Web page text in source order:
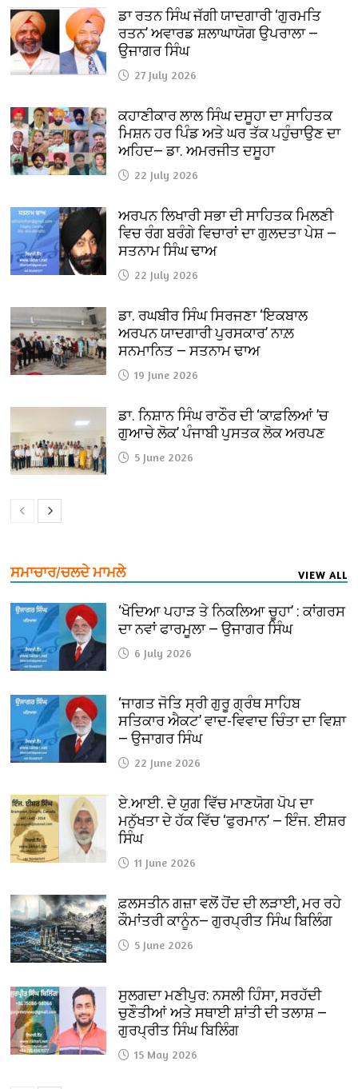
ਡਾ ਰਤਨ ਸਿੰਘ ਜੱਗੀ ਯਾਦਗਾਰੀ ‘ਗੁਰਮਤਿ
ਰਤਨ’ ਅਵਾਰਡ ਸ਼ਲਾਘਾਯੋਗ ਉਪਰਾਲਾ —
ਉਜਾਗਰ ਸਿੰਘ
27 July 2026
ਕਹਾਣੀਕਾਰ ਲਾਲ ਸਿੰਘ ਦਸੂਹਾ ਦਾ ਸਾਹਿਤਕ
ਮਿਸ਼ਨ ਹਰ ਪਿੰਡ ਅਤੇ ਘਰ ਤੱਕ ਪਹੁੰਚਾਉਣ ਦਾ
ਅਹਿਦ— ਡਾ. ਅਮਰਜੀਤ ਦਸੂਹਾ
22 July 2026
ਅਰਪਨ ਲਿਖਾਰੀ ਸਭਾ ਦੀ ਸਾਹਿਤਕ ਮਿਲਣੀ
ਵਿਚ ਰੰਗ ਬਰੰਗੇ ਵਿਚਾਰਾਂ ਦਾ ਗੁਲਦਤਾ ਪੇਸ਼ —
ਸਤਨਾਮ ਸਿੰਘ ਢਾਅ
22 July 2026
ਡਾ. ਰਘਬੀਰ ਸਿੰਘ ਸਿਰਜਣਾ ‘ਇਕਬਾਲ
ਅਰਪਨ ਯਾਦਗਾਰੀ ਪੁਰਸਕਾਰ’ ਨਾਲ਼
ਸਨਮਾਨਿਤ — ਸਤਨਾਮ ਢਾਅ
19 June 2026
ਡਾ. ਨਿਸ਼ਾਨ ਸਿੰਘ ਰਾਠੌਰ ਦੀ ‘ਕਾਫ਼ਲਿਆਂ ’ਚ
ਗੁਆਚੇ ਲੋਕ’ ਪੰਜਾਬੀ ਪੁਸਤਕ ਲੋਕ ਅਰਪਣ
5 June 2026
ਸਮਾਚਾਰ/ਚਲਦੇ ਮਾਮਲੇ VIEW ALL
‘ਖੋਦਿਆ ਪਹਾੜ ਤੇ ਨਿਕਲਿਆ ਚੂਹਾ’ : ਕਾਂਗਰਸ
ਦਾ ਨਵਾਂ ਫਾਰਮੂਲਾ — ਉਜਾਗਰ ਸਿੰਘ
6 July 2026
‘ਜਾਗਤ ਜੋਤਿ ਸ੍ਰੀ ਗੁਰੂ ਗ੍ਰੰਥ ਸਾਹਿਬ
ਸਤਿਕਾਰ ਐਕਟ’ ਵਾਦ-ਵਿਵਾਦ ਚਿੰਤਾ ਦਾ ਵਿਸ਼ਾ
— ਉਜਾਗਰ ਸਿੰਘ
22 June 2026
ਏ.ਆਈ. ਦੇ ਯੁਗ ਵਿੱਚ ਮਾਣਯੋਗ ਪੋਪ ਦਾ
ਮਨੁੱਖਤਾ ਦੇ ਹੱਕ ਵਿੱਚ ‘ਫੁਰਮਾਨ’ — ਇੰਜ. ਈਸ਼ਰ
ਸਿੰਘ
11 June 2026
ਫ਼ਲਸਤੀਨ ਗਜ਼ਾ ਵਲੋਂ ਹੋਂਦ ਦੀ ਲੜਾਈ, ਮਰ ਰਹੇ
ਕੌਮਾਂਤਰੀ ਕਾਨੂੰਨ— ਗੁਰਪ੍ਰੀਤ ਸਿੰਘ ਬਿਲਿੰਗ
5 June 2026
ਸੁਲਗਦਾ ਮਣੀਪੁਰ: ਨਸਲੀ ਹਿੰਸਾ, ਸਰਹੱਦੀ
ਚੁਣੌਤੀਆਂ ਅਤੇ ਸਥਾਈ ਸ਼ਾਂਤੀ ਦੀ ਤਲਾਸ਼ —
ਗੁਰਪ੍ਰੀਤ ਸਿੰਘ ਬਿਲਿੰਗ
15 May 2026